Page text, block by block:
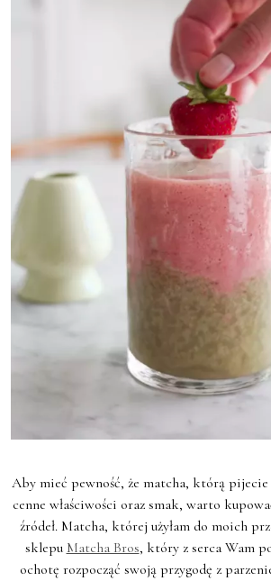
Aby mieć pewność, że matcha, którą
cenne właściwości oraz smak, warto
źródeł. Matcha, której użyłam do moich
sklepu Matcha Bros, który z serca Wam
ochotę rozpocząć swoją przygodę z